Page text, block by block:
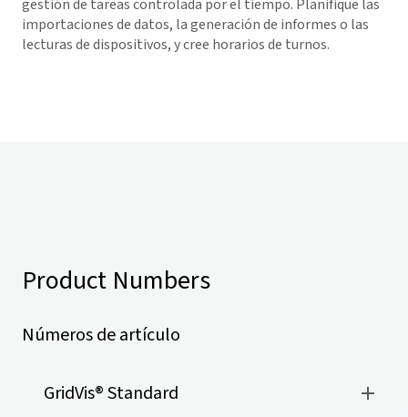
gestión de tareas controlada por el tiempo. Planifique las
importaciones de datos, la generación de informes o las
lecturas de dispositivos, y cree horarios de turnos.
Product Numbers
Números de artículo
GridVis® Standard